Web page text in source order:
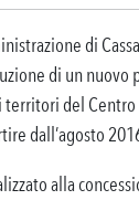
di
di un nuovo
territori del
dall’agosto
alla